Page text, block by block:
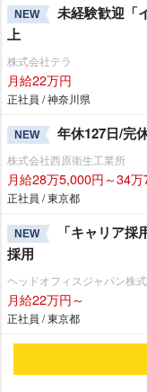
NEW
未経験歓迎「
上
株式会社テラ
月給22万円
正社員 / 神奈川県
NEW 年休127日/完
株式会社西原衛生工業所
月給28万5,000円～34
正社員 / 東京都
NEW
「キャリア
採用
ヘッドオフィスジャパン株
月給22万円～
正社員 / 東京都